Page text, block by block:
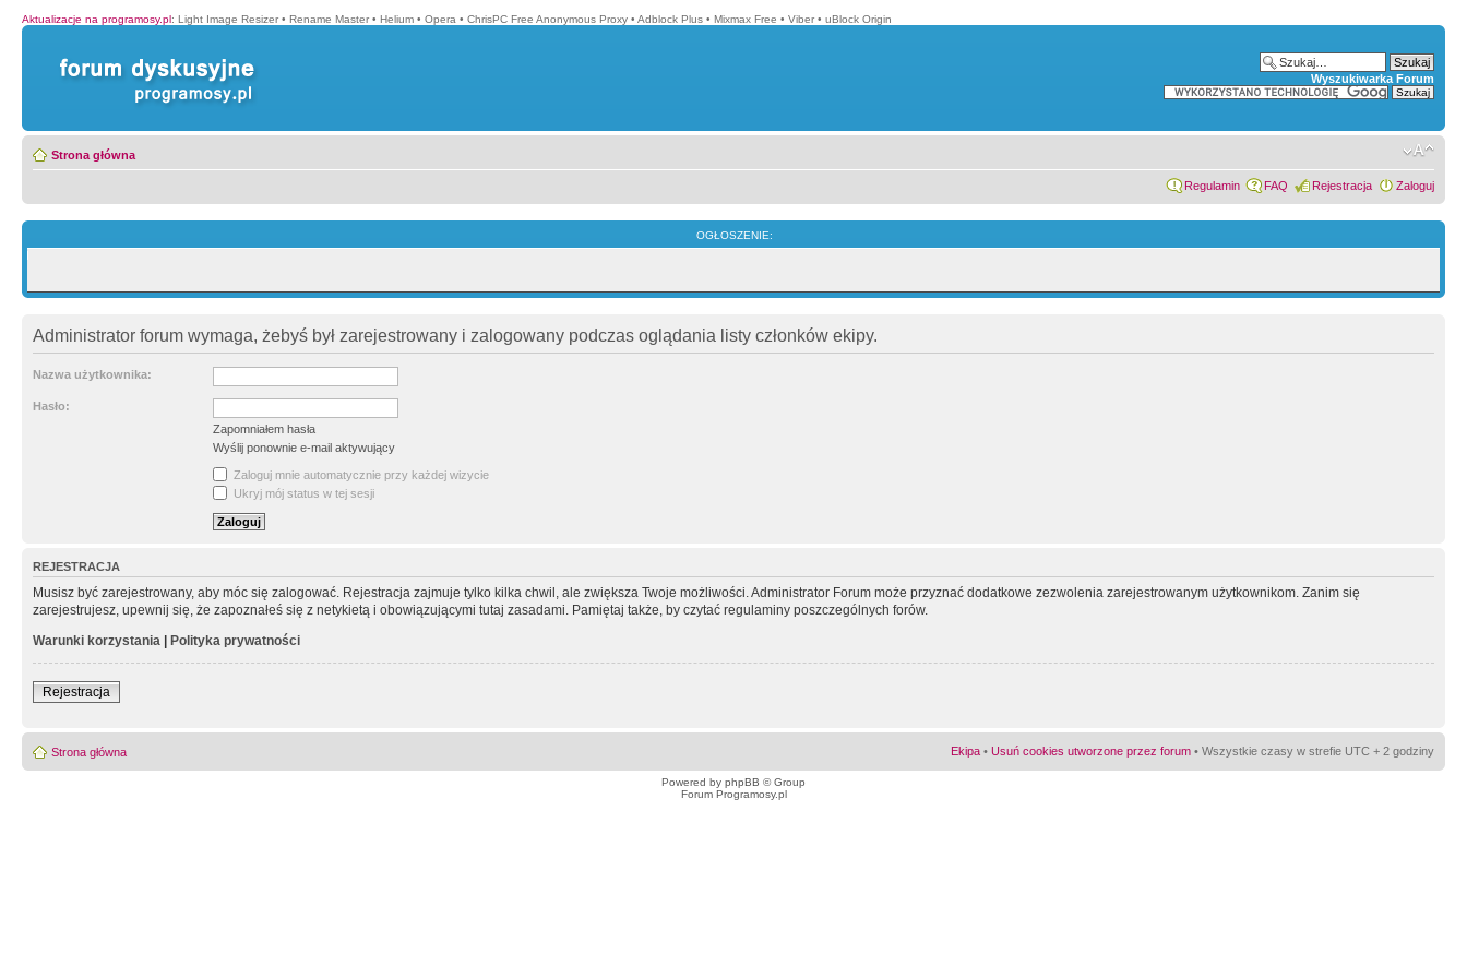
Aktualizacje na programosy.pl: Light Image Resizer • Rename Master • Helium • Opera • ChrisPC Free Anonymous Proxy • Adblock Plus • Mixmax Free • Viber • uBlock Origin
Wyszukiwarka Forum
Strona główna
Regulamin FAQ Rejestracja Zaloguj
OGŁOSZENIE:
Administrator forum wymaga, żebyś był zarejestrowany i zalogowany podczas oglądania listy członków ekipy.
Nazwa użytkownika:
Hasło:
Zapomniałem hasła
Wyślij ponownie e-mail aktywujący
Zaloguj mnie automatycznie przy każdej wizycie
Ukryj mój status w tej sesji
REJESTRACJA
Musisz być zarejestrowany, aby móc się zalogować. Rejestracja zajmuje tylko kilka chwil, ale zwiększa Twoje możliwości. Administrator Forum może przyznać dodatkowe zezwolenia zarejestrowanym użytkownikom. Zanim się
zarejestrujesz, upewnij się, że zapoznałeś się z netykietą i obowiązującymi tutaj zasadami. Pamiętaj także, by czytać regulaminy poszczególnych forów.
Warunki korzystania | Polityka prywatności
Rejestracja
Strona główna Ekipa • Usuń cookies utworzone przez forum • Wszystkie czasy w strefie UTC + 2 godziny
Powered by phpBB © Group
Forum Programosy.pl